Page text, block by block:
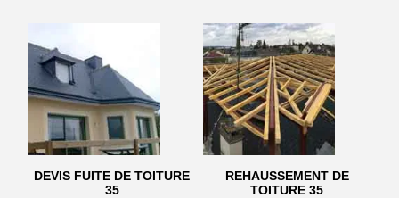
DEVIS FUITE DE TOITURE
35
REHAUSSEMENT DE
TOITURE 35